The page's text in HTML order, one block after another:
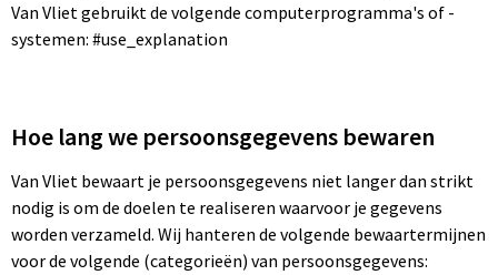
Strandtassen
Toilettassen
Trolleys
Waterbestendige tassen
E.H.B.O.
Van Vliet gebruikt de volgende computerprogramma's of -
systemen: #use_explanation
Hoe lang we persoonsgegevens bewaren
Van Vliet bewaart je persoonsgegevens niet langer dan strikt
nodig is om de doelen te realiseren waarvoor je gegevens
worden verzameld. Wij hanteren de volgende bewaartermijnen
voor de volgende (categorieën) van persoonsgegevens: